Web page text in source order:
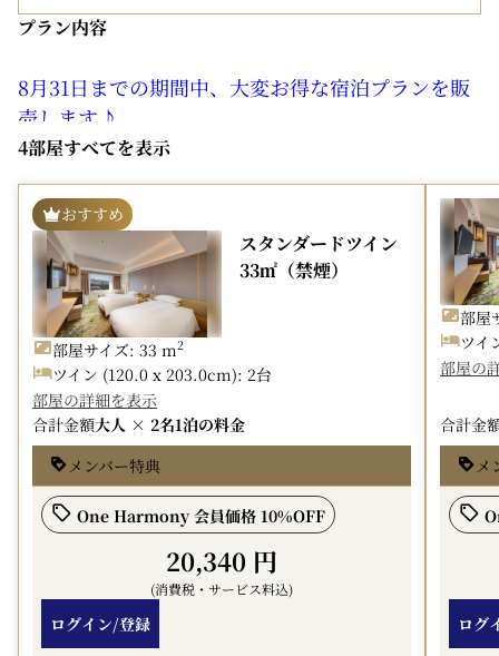
プラン内容
8月31日までの期間中、大変お得な宿泊プランを販
売します♪
■予約対象期間：6月21日(月)～8月31日(月)までの受付。
■宿泊対象期間：6月21日(月)～9月30日(水)まで
※お日にちによっては対象外の場合がございます。
＜諸条件＞
・チェックイン 14：00 チェックアウト 11：00
・トリプル（３名様利用）は、ツイン＋エキストラベッド
の対応となります。
・JMBホテルマイルは積算対象外となります。
・ご到着時にクレジットカードのご提示、もしくは前受け
金をお預かりいたします。
■宿泊税（お1人様1泊につき別途課税）
熊本市条例により、2026年7月1日から1人1泊につき200円
の宿泊税が別途課税されます。
※宿泊税は別途現地払いをお願いいたします。
※オンラインカード決済予約の場合も宿泊税は現地払いを
4部屋すべてを表示
おすすめ
スタンダードツイン
33㎡（禁煙）
部屋サイズ: 33 m2
ツイン (120.0 x 203.0cm): 2台
部屋の詳細を表示
合計金額大人 × 2名1泊の料金
メンバー特典
One Harmony 会員価格 10%OFF
20,340 円
(消費税・サービス料込)
ログイン/登録
部屋
ツイ
部屋の
合計金
メ
ログ